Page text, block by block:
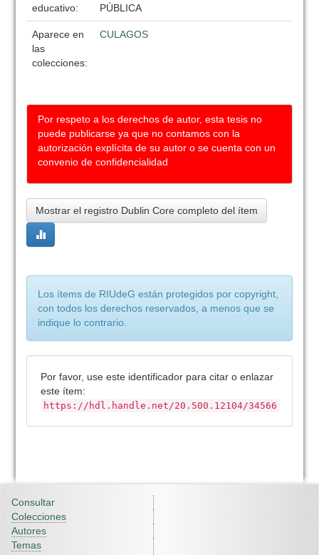
educativo:
PÚBLICA
Aparece en
las
colecciones:
CULAGOS
Por respeto a los derechos de autor, esta tesis no
puede publicarse ya que no contamos con la
autorización explícita de su autor o se cuenta con un
convenio de confidencialidad
Mostrar el registro Dublin Core completo del ítem
Los ítems de RIUdeG están protegidos por copyright,
con todos los derechos reservados, a menos que se
indique lo contrario.
Por favor, use este identificador para citar o enlazar
este ítem:
https://hdl.handle.net/20.500.12104/34566
Consultar
Colecciones
Autores
Temas